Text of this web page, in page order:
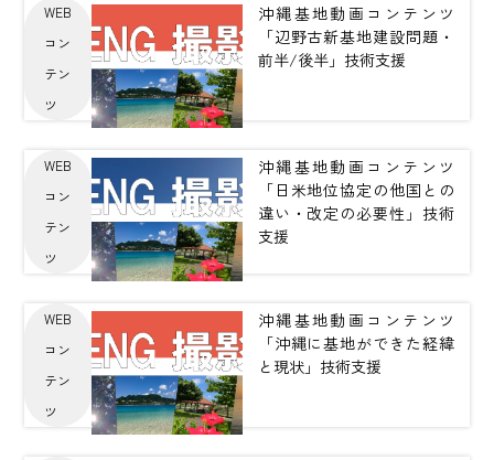
WEB
コン
テン
ツ
沖縄基地動画コンテンツ
「辺野古新基地建設問題・
前半/後半」技術支援
WEB
コン
テン
ツ
沖縄基地動画コンテンツ
「日米地位協定の他国との
違い・改定の必要性」技術
支援
WEB
コン
テン
ツ
沖縄基地動画コンテンツ
「沖縄に基地ができた経緯
と現状」技術支援